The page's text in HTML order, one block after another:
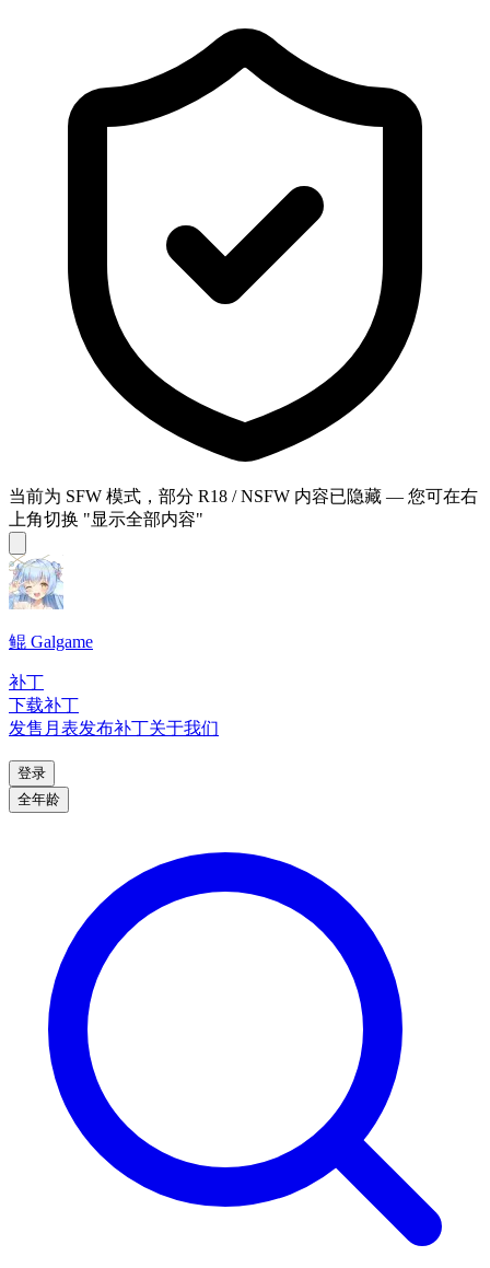
当前为 SFW 模式，部分 R18 / NSFW 内容已隐藏 — 您可在右
上角切换 "显示全部内容"
鲲 Galgame
补丁
下载补丁
发售月表发布补丁关于我们
登录
全年龄